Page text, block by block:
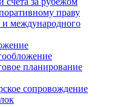
праву
и международного
планирование
сопровождение